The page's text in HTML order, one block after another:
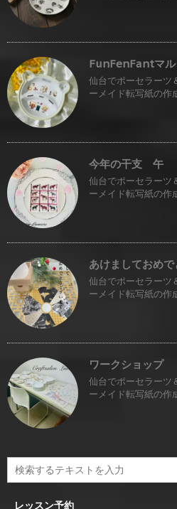
FunFenFantマル
仙台でポーセラーツ
ーメイド転写紙の作
今年の干支 午
仙台でポーセラーツ
ーメイド転写紙の作
あけましておめ
仙台でポーセラーツ
ーメイド転写紙の作
ワークショップ
仙台でポーセラーツ
ーメイド転写紙の作
レッスン予約